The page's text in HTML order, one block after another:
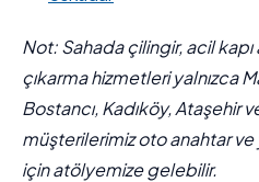
Not: Sahada çilingir, acil kapı
çıkarma hizmetleri yalnızca
Bostancı, Kadıköy, Ataşehir
müşterilerimiz oto anahtar
için atölyemize gelebilir.